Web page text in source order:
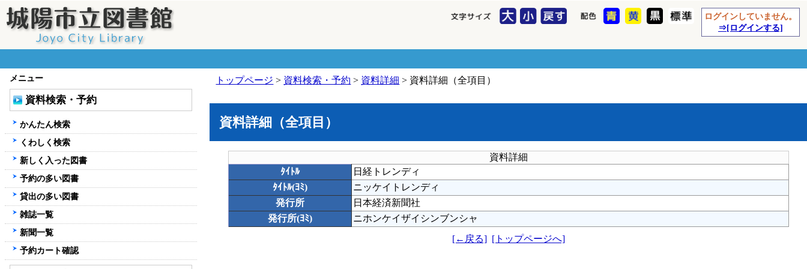
ログインしていません。
⇒[ログインする]
トップページ > 資料検索・予約 > 資料詳細 > 資料詳細（全項目）
資料詳細（全項目）
資料詳細
ﾀｲﾄﾙ
日経トレンディ
ﾀｲﾄﾙ(ﾖﾐ)
ニッケイトレンディ
発行所
日本経済新聞社
発行所(ﾖﾐ)
ニホンケイザイシンブンシャ
[←戻る] [トップページへ]
メニュー
資料検索・予約
かんたん検索
くわしく検索
新しく入った図書
予約の多い図書
貸出の多い図書
雑誌一覧
新聞一覧
予約カート確認